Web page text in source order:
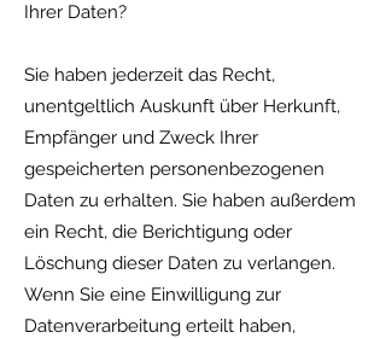
Ihrer Daten?
Sie haben jederzeit das Recht,
unentgeltlich Auskunft über Herkunft,
Empfänger und Zweck Ihrer
gespeicherten personenbezogenen
Daten zu erhalten. Sie haben außerdem
ein Recht, die Berichtigung oder
Löschung dieser Daten zu verlangen.
Wenn Sie eine Einwilligung zur
Datenverarbeitung erteilt haben,